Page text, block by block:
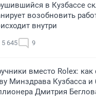
в Кузбассе
возобновить
внутри
5 645 9
вместо Rolex: как
Минздрава Кузбасса
Дмитрия